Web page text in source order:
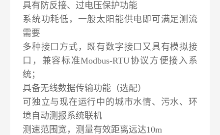
具有防反接、过电压保护功能
系统功耗低，一般太阳能供电即可满足测流
需要
多种接口方式，既有数字接口又具有模拟接
口，兼容标准Modbus-RTU协议方便接入系
统；
具备无线数据传输功能（选配）
可独立与现在运行中的城市水情、污水、环
境自动测报系统联机
测速范围宽，测量有效距离远达10m